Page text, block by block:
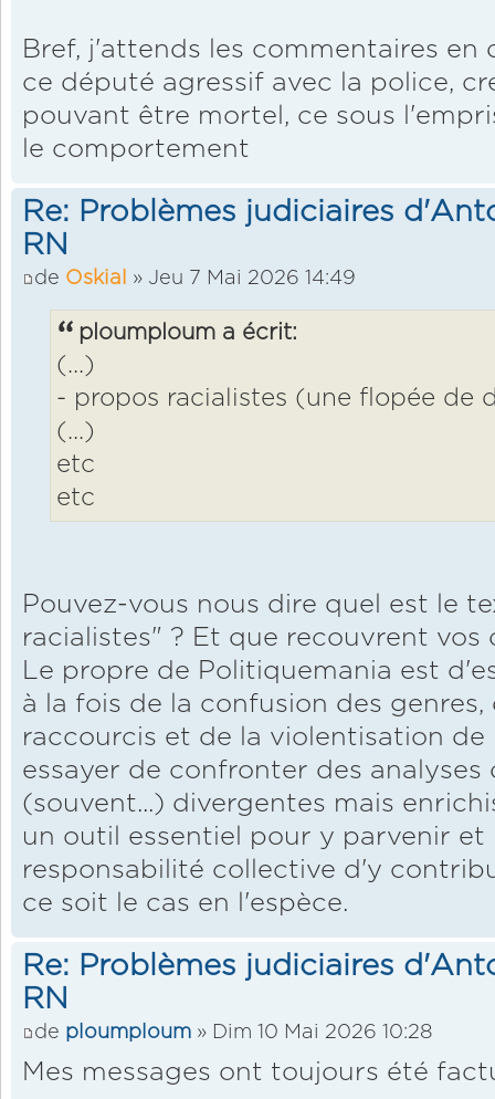
Bref, j'attends les commentaires
ce député agressif avec la police,
pouvant être mortel, ce sous
le comportement
Re: Problèmes judiciaires
RN
de Oskial » Jeu 7 Mai 2026 14:49
ploumploum a écrit:
(...)
- propos racialistes (une flopée de
(...)
etc
etc
Pouvez-vous nous dire quel est le
racialistes" ? Et que recouvrent vos
Le propre de Politiquemania est
à la fois de la confusion des genres,
raccourcis et de la violentisation
essayer de confronter des analyses
(souvent...) divergentes mais
un outil essentiel pour y parvenir et
responsabilité collective d'y
ce soit le cas en l'espèce.
Re: Problèmes judiciaires
RN
de ploumploum » Dim 10 Mai 2026 10:28
Mes messages ont toujours été